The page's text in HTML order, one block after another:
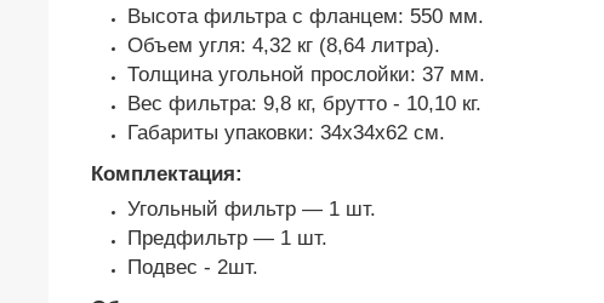
Высота фильтра с фланцем: 550 мм.
Объем угля: 4,32 кг (8,64 литра).
Толщина угольной прослойки: 37 мм.
Вес фильтра: 9,8 кг, брутто - 10,10 кг.
Габариты упаковки: 34x34x62 см.
Комплектация:
Угольный фильтр — 1 шт.
Предфильтр — 1 шт.
Подвес - 2шт.